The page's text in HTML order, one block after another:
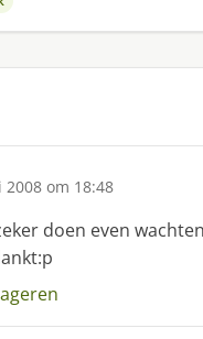
2008 om 18:48
doen even